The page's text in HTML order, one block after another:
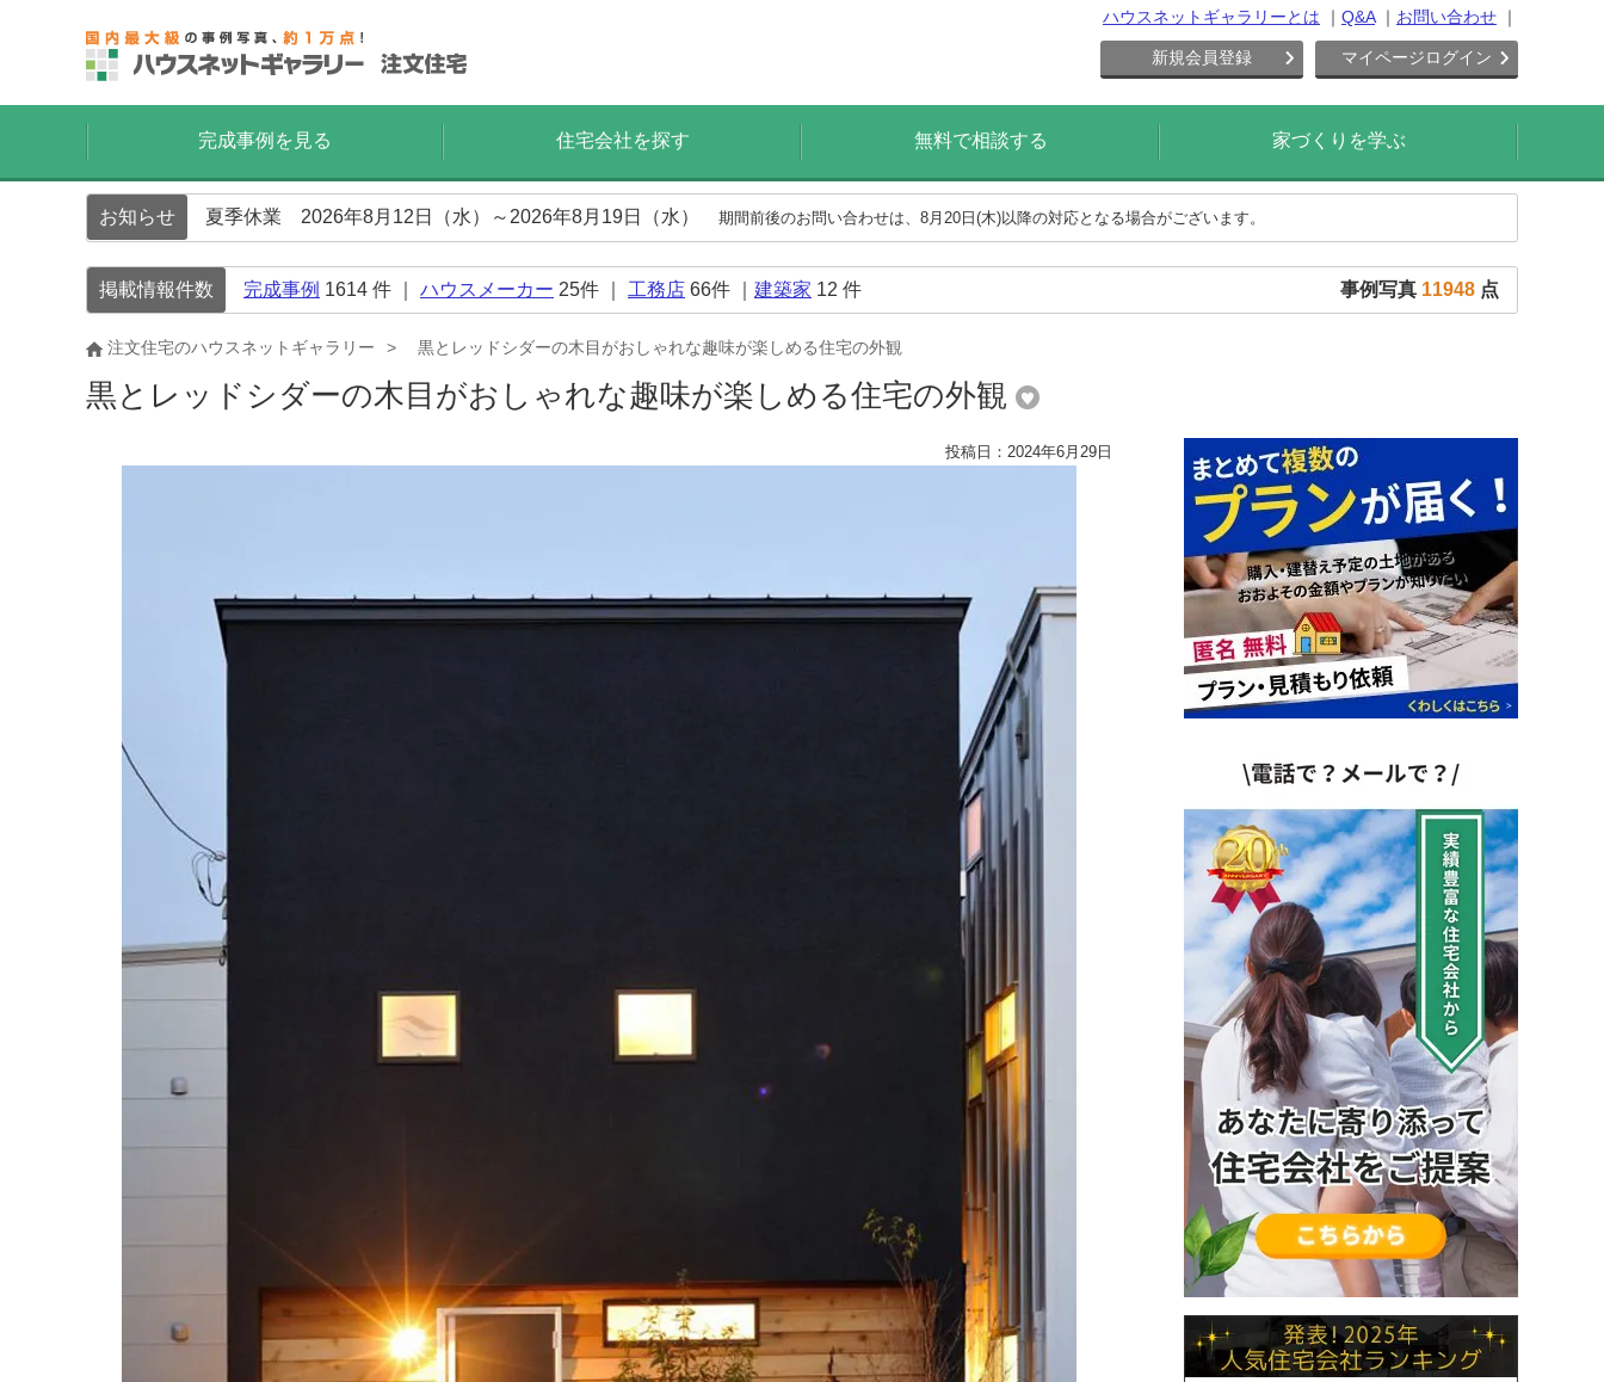
ハウスネットギャラリーとは Q&A お問い合わせ
新規会員登録 マイページログイン
完成事例を見る 住宅会社を探す 無料で相談する 家づくりを学ぶ
お知らせ 夏季休業 2026年8月12日（水）～2026年8月19日（水） 期間前後のお問い合わせは、8月20日(木)以降の対応となる場合がございます。
掲載情報件数 完成事例 1614 件 ｜ ハウスメーカー 25件 ｜ 工務店 66件 ｜ 建築家 12 件 事例写真 11948 点
注文住宅のハウスネットギャラリー 黒とレッドシダーの木目がおしゃれな趣味が楽しめる住宅の外観
黒とレッドシダーの木目がおしゃれな趣味が楽しめる住宅の外観
投稿日：2024年6月29日